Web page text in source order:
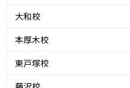
大和校
本厚木校
東戸塚校